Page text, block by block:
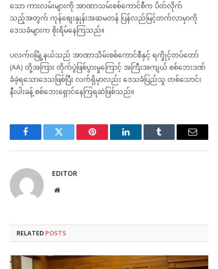
သော ကားလမ်းများကို အာဏာသမ်းစစ်ကောင်စီက ပိတ်လိုက်
သည့်အတွက် ကုန်စျေးနှုန်းအဆမတန် ပြန်လည်မြင့်တက်လာမှာကို
ဒေသခံများက စိုးရိမ်နေကြသည်။
ပလက်ဝမြို့နယ်သည် အာဏာသိမ်းစစ်ကောင်စီနှင့် ရက္ခိုင့်တပ်တော်
(AA) တို့အကြား တိုက်ပွဲဖြစ်ပွားမှုကြောင့် အကြီးအကျယ် စစ်ဘေးဒဏ်
ခံခဲ့ရသောဒေသဖြစ်ပြီး လက်ရှိမှာလည်း ဒေသခံပြည်သူ တစ်သောင်း
နီးပါးခန့် စစ်ဘေးရှောင်နေကြရဆဲဖြစ်သည်။
FacebookTwitter Pinterest LinkedInTumblr Email
EDITOR
Website
RELATED POSTS